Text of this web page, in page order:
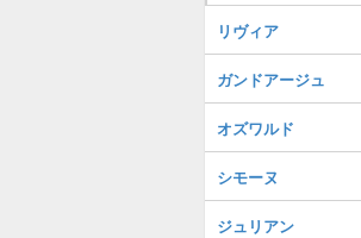
リヴィア
ガンドアージュ
オズワルド
シモーヌ
ジュリアン